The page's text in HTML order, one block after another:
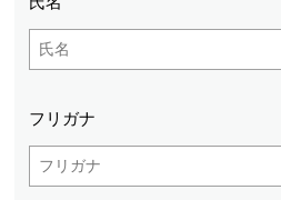
フリガナ